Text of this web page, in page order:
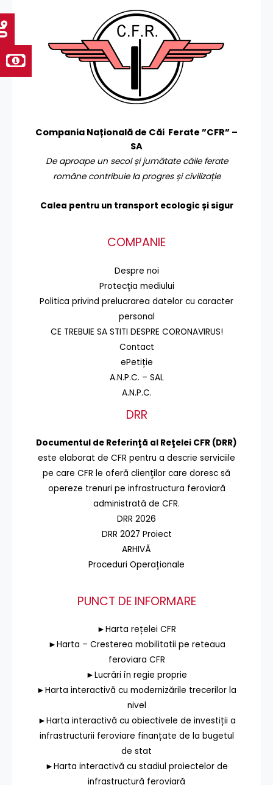
Compania Națională de Căi Ferate ”CFR” –
SA
De aproape un secol și jumătate căile ferate
române contribuie la progres și civilizație
Calea pentru un transport ecologic și sigur
COMPANIE
Despre noi
Protecţia mediului
Politica privind prelucrarea datelor cu caracter
personal
CE TREBUIE SA STITI DESPRE CORONAVIRUS!
Contact
ePetiție
A.N.P.C. – SAL
A.N.P.C.
DRR
Documentul de Referinţă al Reţelei CFR (DRR)
este elaborat de CFR pentru a descrie serviciile
pe care CFR le oferă clienţilor care doresc să
opereze trenuri pe infrastructura feroviară
administrată de CFR.
DRR 2026
DRR 2027 Proiect
ARHIVĂ
Proceduri Operaționale
PUNCT DE INFORMARE
►Harta rețelei CFR
►Harta – Cresterea mobilitatii pe reteaua
feroviara CFR
►Lucrări în regie proprie
►Harta interactivă cu modernizările trecerilor la
nivel
►Harta interactivă cu obiectivele de investiții a
infrastructurii feroviare finanțate de la bugetul
de stat
►Harta interactivă cu stadiul proiectelor de
infrastructură feroviară